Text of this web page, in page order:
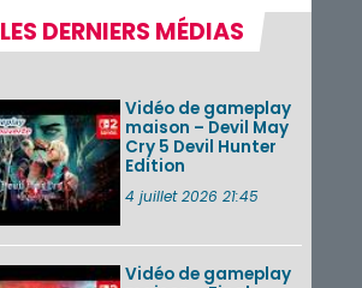
Les sorties eShop de
la semaine 31 de
2026 (Xenoblade
Edit...
Une édition
physique japonaise
de Stray Children
sur Nintendo Switch
décembre ...
LES DERNIERS MÉDIAS
Vidéo de gameplay
maison – Devil May
Cry 5 Devil Hunter
Edition
4 juillet 2026 21:45
Vidéo de gameplay